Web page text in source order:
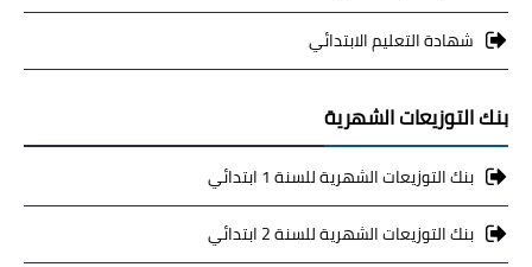
شهادة التعليم الابتدائي
بنك التوزيعات الشهرية
بنك التوزيعات الشهرية للسنة 1 ابتدائي
بنك التوزيعات الشهرية للسنة 2 ابتدائي